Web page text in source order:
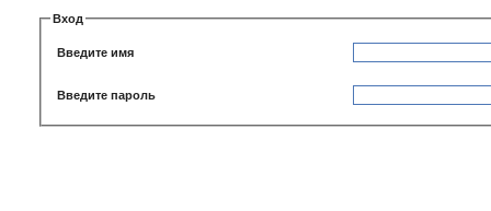
Вход
Введите имя
Введите пароль